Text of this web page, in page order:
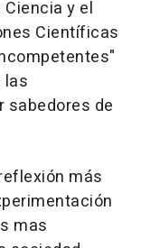
y el
Científicas
las
sabedores de
más
mas